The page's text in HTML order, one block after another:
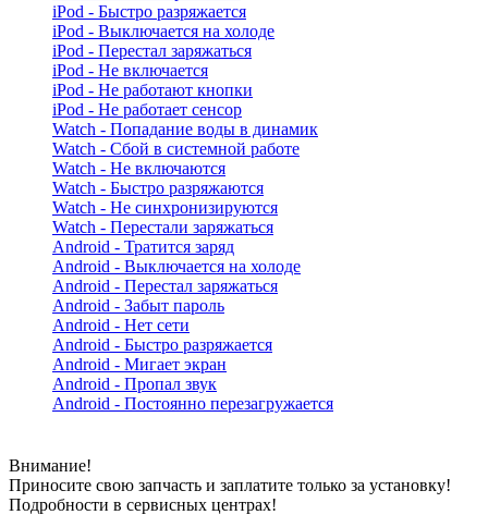
iPod - Быстро разряжается
iPod - Выключается на холоде
iPod - Перестал заряжаться
iPod - Не включается
iPod - Не работают кнопки
iPod - Не работает сенсор
Watch - Попадание воды в динамик
Watch - Сбой в системной работе
Watch - Не включаются
Watch - Быстро разряжаются
Watch - Не синхронизируются
Watch - Перестали заряжаться
Android - Тратится заряд
Android - Выключается на холоде
Android - Перестал заряжаться
Android - Забыт пароль
Android - Нет сети
Android - Быстро разряжается
Android - Мигает экран
Android - Пропал звук
Android - Постоянно перезагружается
Внимание!
Приносите свою запчасть и заплатите только за установку!
Подробности в сервисных центрах!